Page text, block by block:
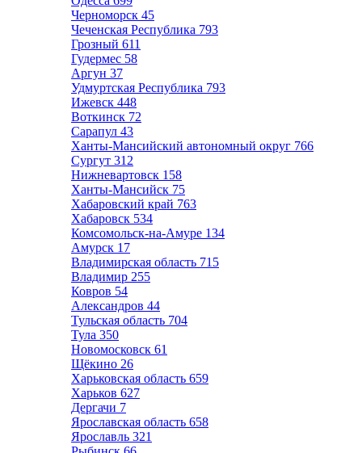
Черноморск 45
Чеченская Республика 793
Грозный 611
Гудермес 58
Аргун 37
Удмуртская Республика 793
Ижевск 448
Воткинск 72
Сарапул 43
Ханты-Мансийский автономный округ 766
Сургут 312
Нижневартовск 158
Ханты-Мансийск 75
Хабаровский край 763
Хабаровск 534
Комсомольск-на-Амуре 134
Амурск 17
Владимирская область 715
Владимир 255
Ковров 54
Александров 44
Тульская область 704
Тула 350
Новомосковск 61
Щёкино 26
Харьковская область 659
Харьков 627
Дергачи 7
Ярославская область 658
Ярославль 321